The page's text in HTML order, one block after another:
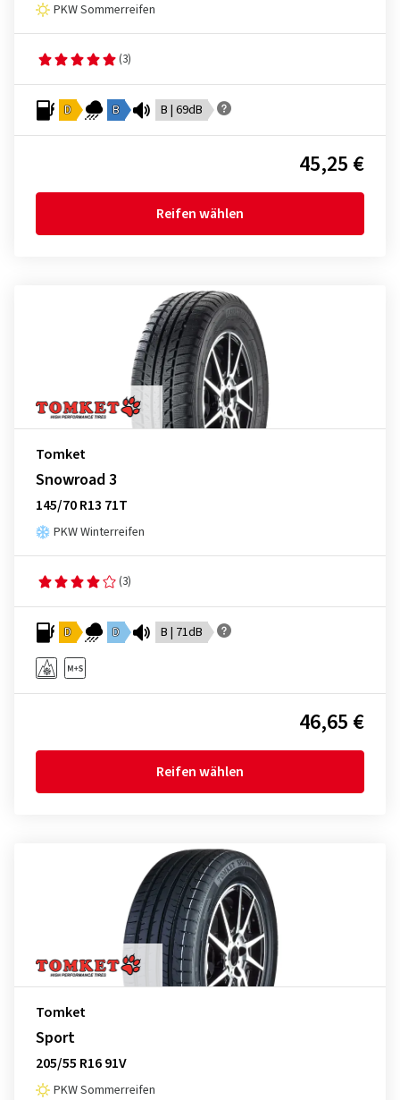
PKW Sommerreifen
(3)
D B B | 69dB
45,25 €
Reifen wählen
Tomket
Snowroad 3
145/70 R13 71T
PKW Winterreifen
(3)
D D B | 71dB
46,65 €
Reifen wählen
Tomket
Sport
205/55 R16 91V
PKW Sommerreifen